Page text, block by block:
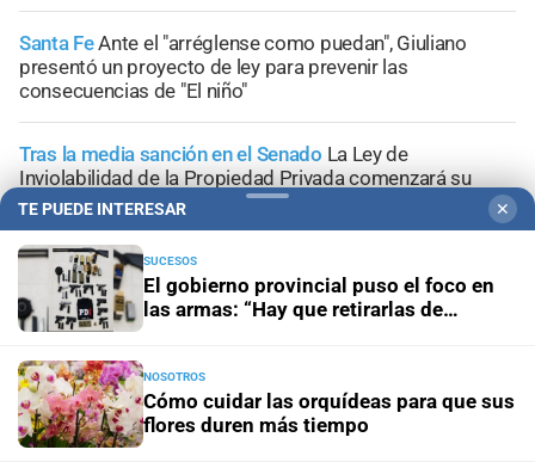
Santa FeAnte el "arréglense como puedan", Giuliano
presentó un proyecto de ley para prevenir las
consecuencias de "El niño"
Tras la media sanción en el Senado La Ley de
Inviolabilidad de la Propiedad Privada comenzará su
debate en Diputados
Pullaro en Reconquista
desarrollo y no al populismo”
Pullaro visitará en Chile con el objetivo de conectarla con
Santa Fe
TE PUEDE INTERESAR ✕
SUCESOS
El gobierno provincial puso el foco en
las armas: “Hay que retirarlas de
NOSOTROS
Cómo cuidar las orquídeas para que sus
flores duren más tiempo